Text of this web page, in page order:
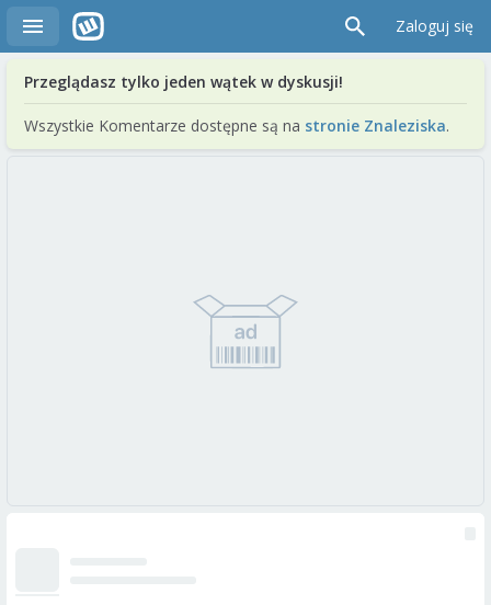
Zaloguj się
Przeglądasz tylko jeden wątek w dyskusji!
Wszystkie Komentarze dostępne są na stronie Znaleziska.